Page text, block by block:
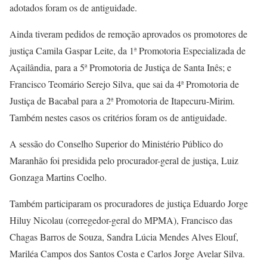
adotados foram os de antiguidade.
Ainda tiveram pedidos de remoção aprovados os promotores de
justiça Camila Gaspar Leite, da 1ª Promotoria Especializada de
Açailândia, para a 5ª Promotoria de Justiça de Santa Inês; e
Francisco Teomário Serejo Silva, que sai da 4ª Promotoria de
Justiça de Bacabal para a 2ª Promotoria de Itapecuru-Mirim.
Também nestes casos os critérios foram os de antiguidade.
A sessão do Conselho Superior do Ministério Público do
Maranhão foi presidida pelo procurador-geral de justiça, Luiz
Gonzaga Martins Coelho.
Também participaram os procuradores de justiça Eduardo Jorge
Hiluy Nicolau (corregedor-geral do MPMA), Francisco das
Chagas Barros de Souza, Sandra Lúcia Mendes Alves Elouf,
Mariléa Campos dos Santos Costa e Carlos Jorge Avelar Silva.